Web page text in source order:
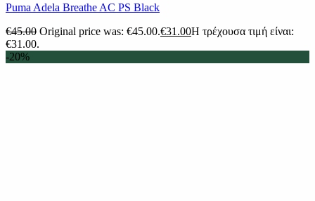
Puma Adela Breathe AC PS Black
€45.00 Original price was: €45.00.€31.00Η τρέχουσα τιμή είναι:
€31.00.
-20%